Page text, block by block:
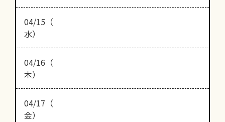
04/15（
水）
04/16（
木）
04/17（
金）